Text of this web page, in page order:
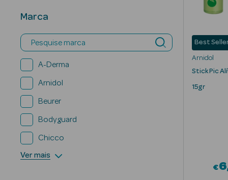
Marca
Pesquise marca
A-Derma
Arnidol
Beurer
Bodyguard
Chicco
Ver mais
Best
Arnidol
Stick Pic
15gr
€6